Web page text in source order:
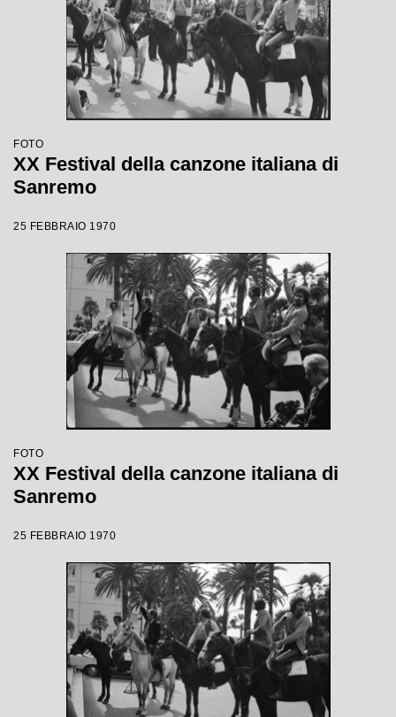
FOTO
XX Festival della canzone italiana di
Sanremo
25 FEBBRAIO 1970
FOTO
XX Festival della canzone italiana di
Sanremo
25 FEBBRAIO 1970